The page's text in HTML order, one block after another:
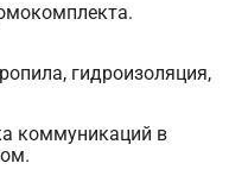
гидроизоляция,
коммуникаций в